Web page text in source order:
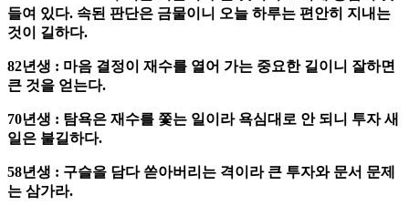
들여 있다. 속된 판단은 금물이니 오늘 하루는 편안히 지내는
것이 길하다.
82년생 : 마음 결정이 재수를 열어 가는 중요한 길이니 잘하면
큰 것을 얻는다.
70년생 : 탐욕은 재수를 쫓는 일이라 욕심대로 안 되니 투자 새
일은 불길하다.
58년생 : 구슬을 담다 쏟아버리는 격이라 큰 투자와 문서 문제
는 삼가라.